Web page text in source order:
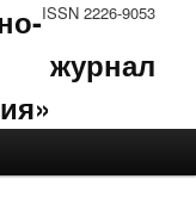
ISSN 2226-9053